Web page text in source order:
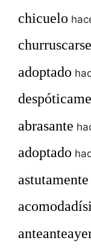
chicuelo
churruscarse
adoptado
abrasante
adoptado
astutamente